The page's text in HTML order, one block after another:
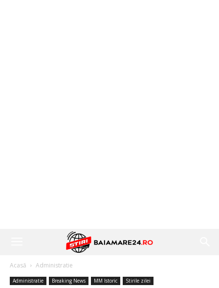
Acasă Administratie
Administratie Breaking News MM Istoric Stirile zilei